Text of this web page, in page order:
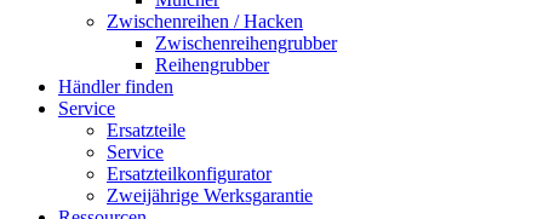
Zwischenreihen / Hacken
Zwischenreihengrubber
Reihengrubber
Händler finden
Service
Ersatzteile
Service
Ersatzteilkonfigurator
Zweijährige Werksgarantie